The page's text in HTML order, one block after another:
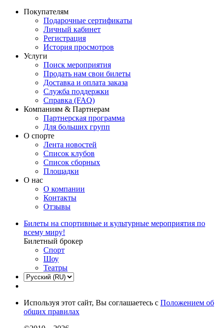
Покупателям
Подарочные сертификаты
Личный кабинет
Регистрация
История просмотров
Услуги
Поиск мероприятия
Продать нам свои билеты
Доставка и оплата заказа
Служба поддержки
Справка (FAQ)
Компаниям & Партнерам
Партнерская программа
Для больших групп
О спорте
Лента новостей
Список клубов
Список сборных
Площадки
О нас
О компании
Контакты
Отзывы
Билеты на спортивные и культурные мероприятия по
всему миру!
Билетный брокер
Спорт
Шоу
Театры
Используя этот сайт, Вы соглашаетесь с Положением об
общих правилах